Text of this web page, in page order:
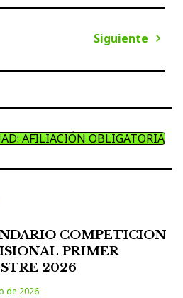
Siguiente
AFILIACIÓN OBLIGATORIA
COMPETICION
PRIMER
2026
de 2026